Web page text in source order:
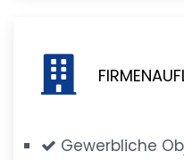
Gewerbliche